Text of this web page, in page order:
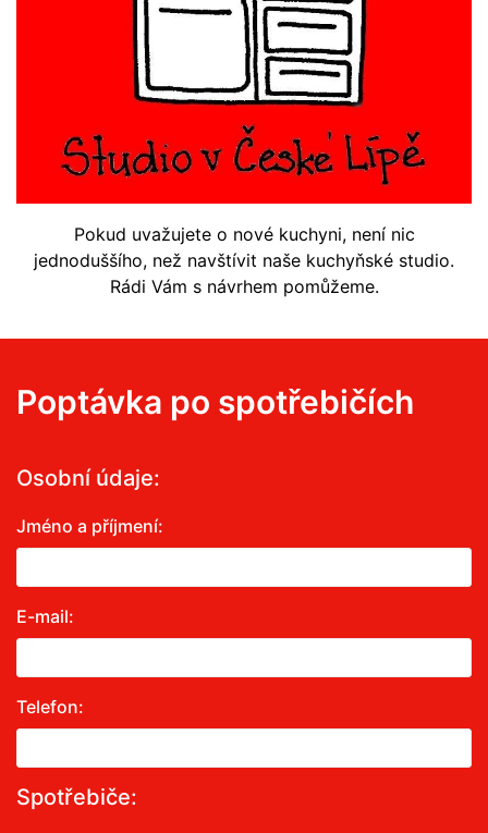
Pokud uvažujete o nové kuchyni, není nic
jednoduššího, než navštívit naše kuchyňské studio.
Rádi Vám s návrhem pomůžeme.
Poptávka po spotřebičích
Osobní údaje:
Jméno a příjmení:
E-mail:
Telefon:
Spotřebiče: